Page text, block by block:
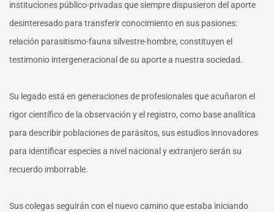
instituciones público-privadas que siempre dispusieron del aporte
desinteresado para transferir conocimiento en sus pasiones:
relación parasitismo-fauna silvestre-hombre, constituyen el
testimonio intergeneracional de su aporte a nuestra sociedad.
Su legado está en generaciones de profesionales que acuñaron el
rigor científico de la observación y el registro, como base analítica
para describir poblaciones de parásitos, sus estudios innovadores
para identificar especies a nivel nacional y extranjero serán su
recuerdo imborrable.
Sus colegas seguirán con el nuevo camino que estaba iniciando